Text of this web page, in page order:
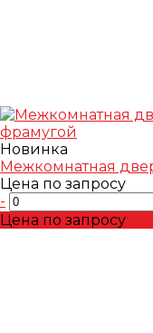
Новинка
Межкомнатная
Цена по запросу
-
Цена по запросу